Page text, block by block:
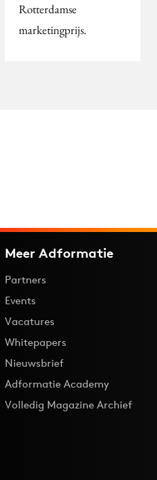
Rotterdamse
marketingprijs.
Meer Adformatie
Partners
Events
Vacatures
Whitepapers
Nieuwsbrief
Adformatie Academy
Volledig Magazine Archief